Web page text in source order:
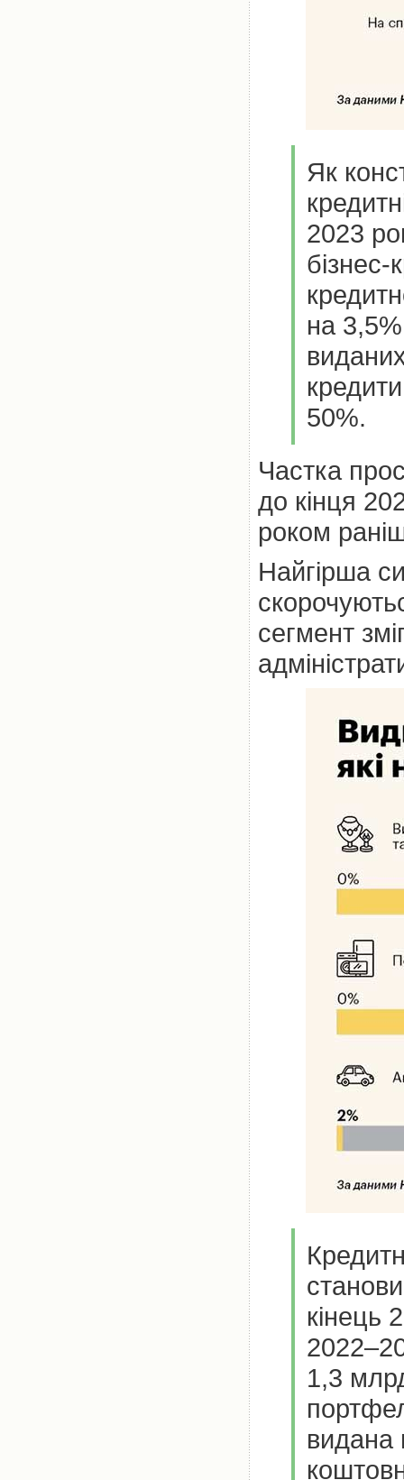
Як
2023
на
50%.
Частка
до кінця
роком
Найгірша
сегмент
кінець
1,3
видана